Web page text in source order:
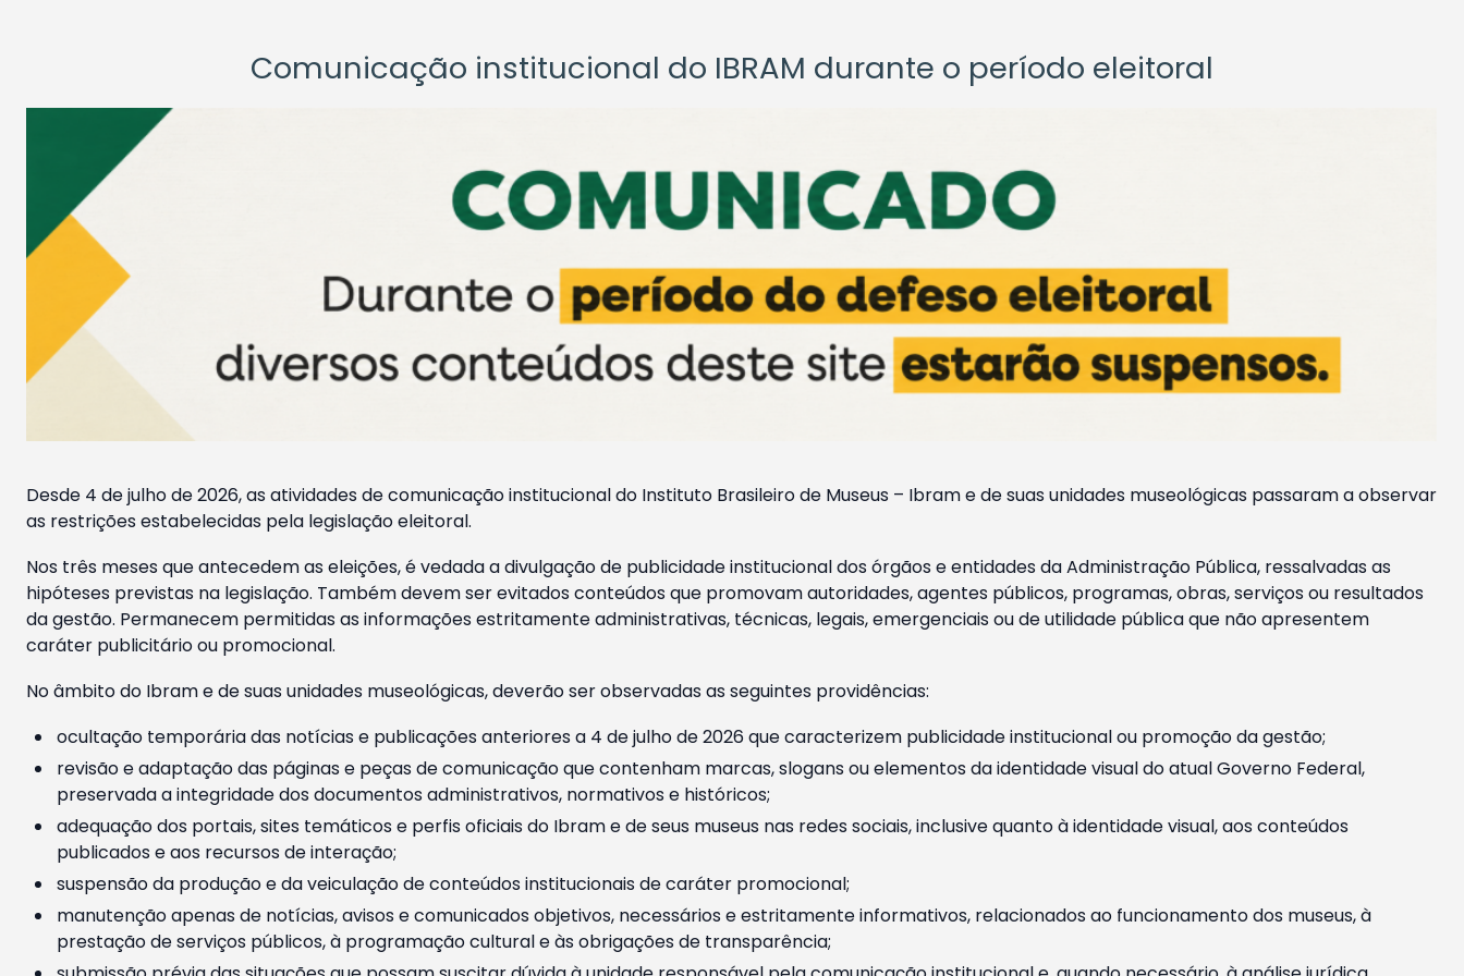
Comunicação institucional do IBRAM durante o período eleitoral
Desde 4 de julho de 2026, as atividades de comunicação institucional do Instituto Brasileiro de Museus – Ibram e de suas unidades museológicas passaram a observar
as restrições estabelecidas pela legislação eleitoral.
Nos três meses que antecedem as eleições, é vedada a divulgação de publicidade institucional dos órgãos e entidades da Administração Pública, ressalvadas as
hipóteses previstas na legislação. Também devem ser evitados conteúdos que promovam autoridades, agentes públicos, programas, obras, serviços ou resultados
da gestão. Permanecem permitidas as informações estritamente administrativas, técnicas, legais, emergenciais ou de utilidade pública que não apresentem
caráter publicitário ou promocional.
No âmbito do Ibram e de suas unidades museológicas, deverão ser observadas as seguintes providências:
ocultação temporária das notícias e publicações anteriores a 4 de julho de 2026 que caracterizem publicidade institucional ou promoção da gestão;
revisão e adaptação das páginas e peças de comunicação que contenham marcas, slogans ou elementos da identidade visual do atual Governo Federal,
preservada a integridade dos documentos administrativos, normativos e históricos;
adequação dos portais, sites temáticos e perfis oficiais do Ibram e de seus museus nas redes sociais, inclusive quanto à identidade visual, aos conteúdos
publicados e aos recursos de interação;
suspensão da produção e da veiculação de conteúdos institucionais de caráter promocional;
manutenção apenas de notícias, avisos e comunicados objetivos, necessários e estritamente informativos, relacionados ao funcionamento dos museus, à
prestação de serviços públicos, à programação cultural e às obrigações de transparência;